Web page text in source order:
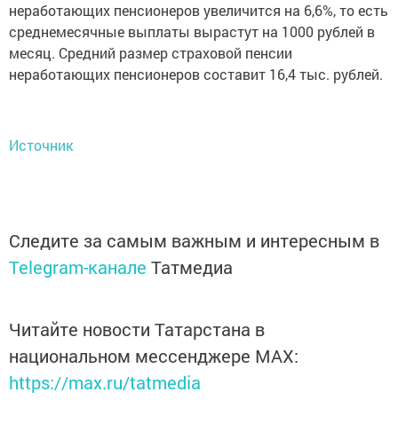
неработающих пенсионеров увеличится на 6,6%, то есть
среднемесячные выплаты вырастут на 1000 рублей в
месяц. Средний размер страховой пенсии
неработающих пенсионеров составит 16,4 тыс. рублей.
Источник
Следите за самым важным и интересным в
Telegram-канале Татмедиа
Читайте новости Татарстана в
национальном мессенджере MАХ:
https://max.ru/tatmedia